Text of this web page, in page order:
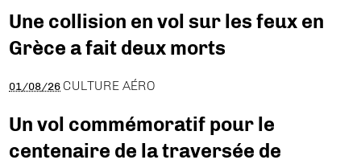
Une collision en vol sur les feux en
Grèce a fait deux morts
01/08/26 CULTURE AÉRO
Un vol commémoratif pour le
centenaire de la traversée de